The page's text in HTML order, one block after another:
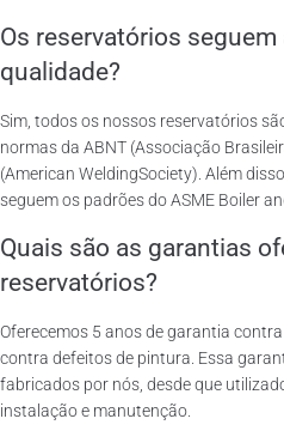
Os reservatórios
qualidade?
Sim, todos os nossos reservatórios
normas da ABNT (Associação
(American WeldingSociety). Além
seguem os padrões do ASME Boiler
Quais são as garantias
reservatórios?
Oferecemos 5 anos de garantia
contra defeitos de pintura. Essa
fabricados por nós, desde que
instalação e manutenção.